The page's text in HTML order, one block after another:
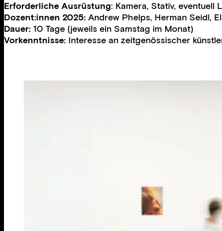
Erforderliche Ausrüstung: Kamera, Stativ, eventuell
Dozent:innen 2025: Andrew Phelps, Herman Seidl,
Dauer: 10 Tage (jeweils ein Samstag im Monat)
Vorkenntnisse: Interesse an zeitgenössischer